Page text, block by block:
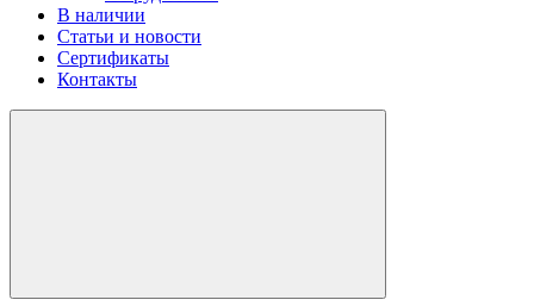
В наличии
Статьи и новости
Сертификаты
Контакты